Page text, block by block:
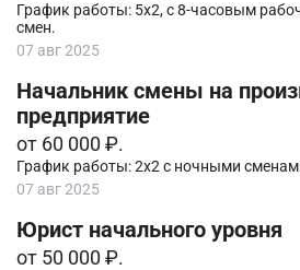
График работы: 5х2, с 8-часовым
смен.
07 авг 2025
Начальник смены на
предприятие
от 60 000 ₽.
График работы: 2х2 с ночными
07 авг 2025
Юрист начального уровня
от 50 000 ₽.